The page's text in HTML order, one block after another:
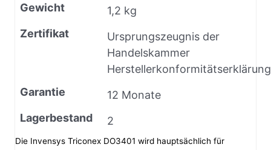
Gewicht
1,2 kg
Zertifikat
Ursprungszeugnis der
Handelskammer
Herstellerkonformitätserklärung
Garantie
12 Monate
Lagerbestand
2
Die Invensys Triconex DO3401 wird hauptsächlich für